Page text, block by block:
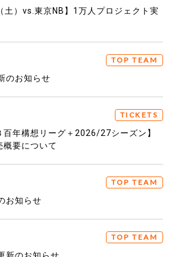
）vs.東京NB】1万人プロジェクト実
TOP TEAM
のお知らせ
TICKETS
百年構想リーグ＋2026/27シーズン】
概要について
TOP TEAM
お知らせ
TOP TEAM